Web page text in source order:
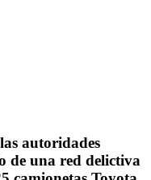
autoridades
de una red delictiva